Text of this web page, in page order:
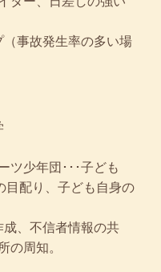
事故発生率の多い場
ツ少年団･･･子ども
目配り、子ども自身の
、不信者情報の共
周知。